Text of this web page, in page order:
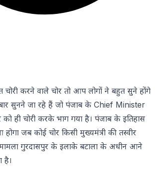
चोरी करने वाले चोर तो आप लोगों ने बहुत सुने होंगे
सुनने जा रहे हैं जो पंजाब के Chief Minister
को ही चोरी करके भाग गया है। पंजाब के इतिहास
जब कोई चोर किसी मुख्यमंत्री की तस्वीर
गुरदासपुर के इलाके बटाला के अधीन आने
है।